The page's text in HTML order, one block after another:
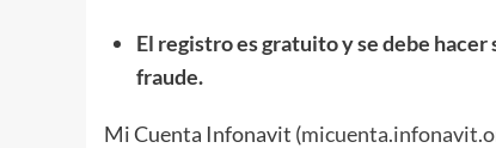
El registro es gratuito y se debe
fraude.
Mi Cuenta Infonavit (